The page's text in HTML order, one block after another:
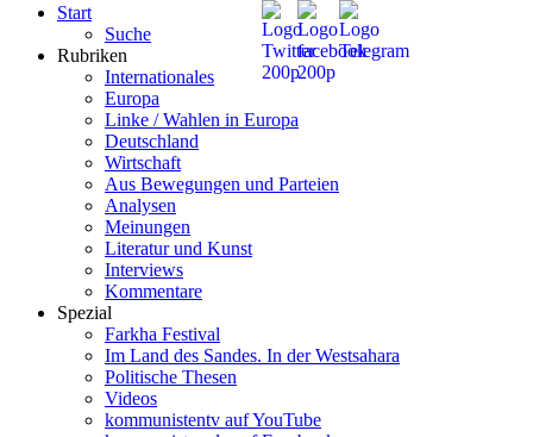
Start
Suche
Rubriken
Internationales
Europa
Linke / Wahlen in Europa
Deutschland
Wirtschaft
Aus Bewegungen und Parteien
Analysen
Meinungen
Literatur und Kunst
Interviews
Kommentare
Spezial
Farkha Festival
Im Land des Sandes. In der Westsahara
Politische Thesen
Videos
kommunistentv auf YouTube